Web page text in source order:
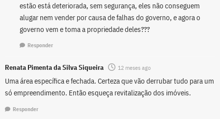
estão está deteriorada, sem segurança, eles não conseguem
alugar nem vender por causa de falhas do governo, e agora o
governo vem e toma a propriedade deles???
Responder
Renata Pimenta da Silva Siqueira 12 meses ago
Uma área específica e fechada. Certeza que vão derrubar tudo para um
só empreendimento. Então esqueça revitalização dos imóveis.
Responder